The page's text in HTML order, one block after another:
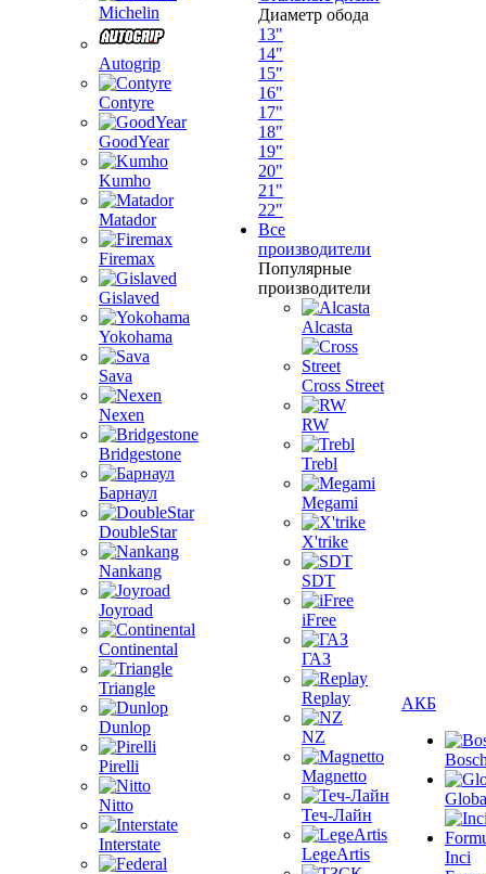
Michelin
Autogrip
Contyre
GoodYear
Kumho
Matador
Firemax
Gislaved
Yokohama
Sava
Nexen
Bridgestone
Барнаул
DoubleStar
Nankang
Joyroad
Continental
Triangle
Dunlop
Pirelli
Nitto
Interstate
Диаметр обода
13"
14"
15"
16"
17"
18"
19"
20"
21"
22"
Все
производители
Популярные
производители
Alcasta
Cross Street
RW
Trebl
Megami
X'trike
SDT
iFree
ГАЗ
Replay
NZ
Magnetto
Теч-Лайн
LegeArtis
АКБ
Inci